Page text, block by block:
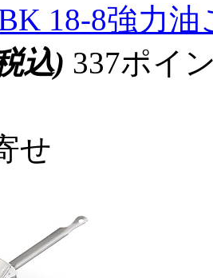
18-8強力油
込) 337ポイ
せ